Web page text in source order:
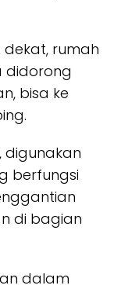
rumah
didorong
bisa ke
digunakan
berfungsi
di bagian
dalam